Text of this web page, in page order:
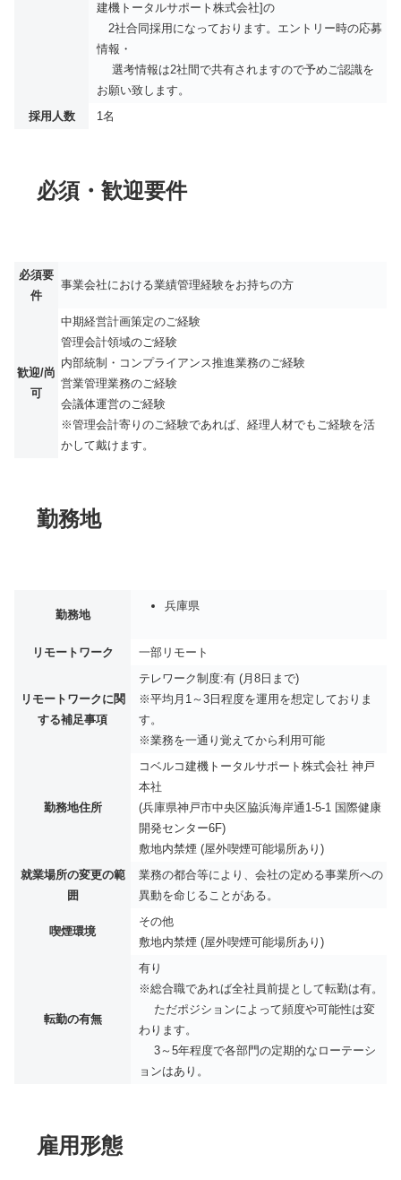
建機トータルサポート株式会社]の
2社合同採用になっております。エントリー時の応募
情報・
選考情報は2社間で共有されますので予めご認識を
お願い致します。
採用人数
1名
必須・歓迎要件
必須要
件
事業会社における業績管理経験をお持ちの方
歓迎/尚
可
中期経営計画策定のご経験
管理会計領域のご経験
内部統制・コンプライアンス推進業務のご経験
営業管理業務のご経験
会議体運営のご経験
※管理会計寄りのご経験であれば、経理人材でもご経験を活
かして戴けます。
勤務地
勤務地
兵庫県
リモートワーク 一部リモート
リモートワークに関
する補足事項
テレワーク制度:有 (月8日まで)
※平均月1～3日程度を運用を想定しておりま
す。
※業務を一通り覚えてから利用可能
勤務地住所
コベルコ建機トータルサポート株式会社 神戸
本社
(兵庫県神戸市中央区脇浜海岸通1-5-1 国際健康
開発センター6F)
敷地内禁煙 (屋外喫煙可能場所あり)
就業場所の変更の範
囲
業務の都合等により、会社の定める事業所への
異動を命じることがある。
喫煙環境
その他
敷地内禁煙 (屋外喫煙可能場所あり)
転勤の有無
有り
※総合職であれば全社員前提として転勤は有。
ただポジションによって頻度や可能性は変
わります。
3～5年程度で各部門の定期的なローテーシ
ョンはあり。
雇用形態